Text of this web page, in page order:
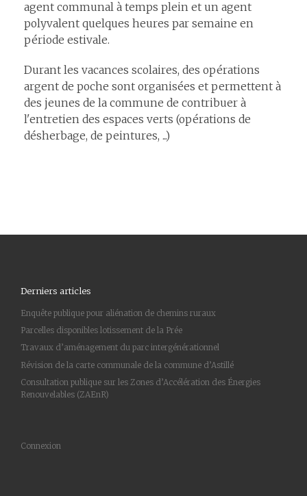
agent communal à temps plein et un agent
polyvalent quelques heures par semaine en
période estivale.
Durant les vacances scolaires, des opérations
argent de poche sont organisées et permettent à
des jeunes de la commune de contribuer à
l'entretien des espaces verts (opérations de
désherbage, de peintures, ...)
Derniers articles
Enquête publique pour aliénation de chemins ruraux
Parcelles disponibles lotissement de la Prée
Travaux d’aménagement du parc intergénérationnel
Révision de la carte communale de la commune d’Astillé
Consultation publique sur les Zones d’Accélération des Énergies
Renouvelables (ZAEnR)
Connexion